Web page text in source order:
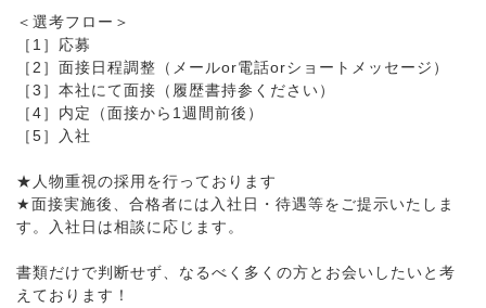
＜選考フロー＞
［1］応募
［2］面接日程調整（メールor電話orショートメッセージ）
［3］本社にて面接（履歴書持参ください）
［4］内定（面接から1週間前後）
［5］入社
★人物重視の採用を行っております
★面接実施後、合格者には入社日・待遇等をご提示いたしま
す。入社日は相談に応じます。
書類だけで判断せず、なるべく多くの方とお会いしたいと考
えております！